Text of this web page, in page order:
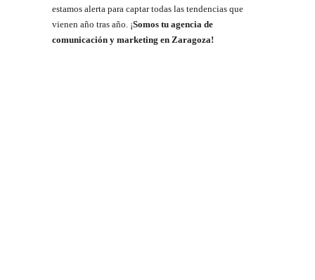
estamos alerta para captar todas las tendencias que
vienen año tras año. ¡Somos tu agencia de
comunicación y marketing en Zaragoza!